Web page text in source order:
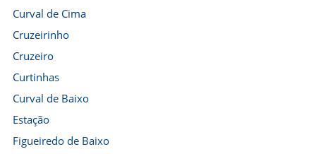
Curval de Cima
Cruzeirinho
Cruzeiro
Curtinhas
Curval de Baixo
Estação
Figueiredo de Baixo